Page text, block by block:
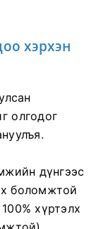
хэрхэн
олгодог
дүнгээс
боломжтой
хүртэлх